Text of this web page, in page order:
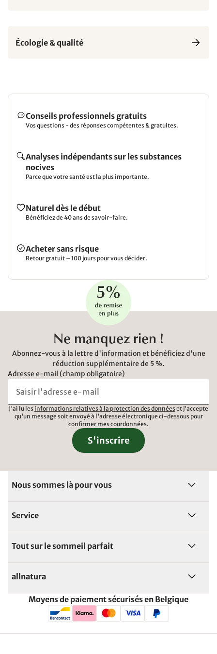
Écologie & qualité
Conseils professionnels gratuits
Vos questions - des réponses compétentes & gratuites.
Analyses indépendants sur les substances
nocives
Parce que votre santé est la plus importante.
Naturel dès le début
Bénéficiez de 40 ans de savoir-faire.
Acheter sans risque
Retour gratuit – 100 jours pour vous décider.
Ne manquez rien !
Abonnez-vous à la lettre d'information et bénéficiez d'une
réduction supplémentaire de 5 %.
Adresse e-mail (champ obligatoire)
J'ai lu les informations relatives à la protection des données et j'accepte
qu'un message soit envoyé à l'adresse électronique ci-dessous pour
confirmer mes coordonnées.
S'inscrire
Nous sommes là pour vous
Service
Tout sur le sommeil parfait
allnatura
Moyens de paiement sécurisés en Belgique